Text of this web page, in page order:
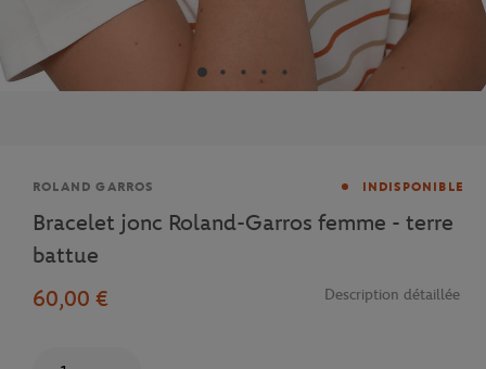
Marque
ROLAND GARROS INDISPONIBLE
Bracelet jonc Roland-Garros femme - terre
battue
60,00 €
Description détaillée